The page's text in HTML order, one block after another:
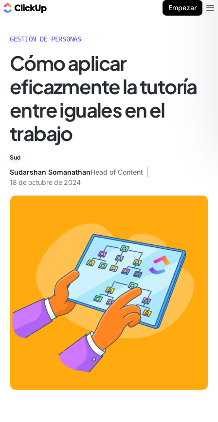
Empezar
GESTIÓN DE PERSONAS
Cómo aplicar
eficazmente la tutoría
entre iguales en el
trabajo
Sudarshan SomanathanHead of Content
18 de octubre de 2024